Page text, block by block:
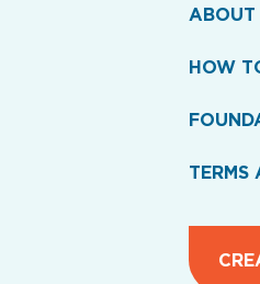
ABOUT
HOW
TERMS